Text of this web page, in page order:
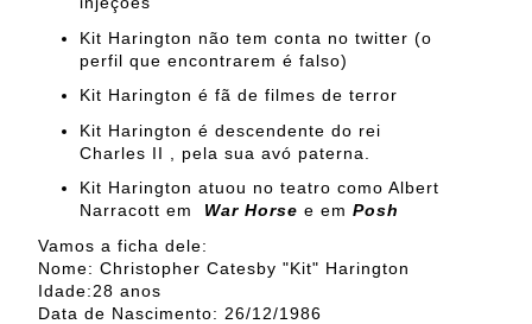
Kit Harington não tem conta no twitter (o
perfil que encontrarem é falso)
Kit Harington é fã de filmes de terror
Kit Harington é descendente do rei
Charles II , pela sua avó paterna.
Kit Harington atuou no teatro como Albert
Narracott em War Horse e em Posh
Vamos a ficha dele:
Nome: Christopher Catesby "Kit" Harington
Idade:28 anos
Data de Nascimento: 26/12/1986